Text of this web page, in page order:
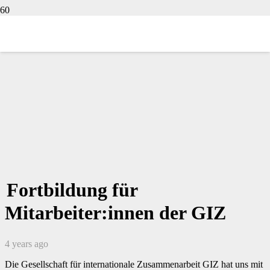
Fortbildung für
Mitarbeiter:innen der GIZ
4 years ago
Die Gesellschaft für internationale Zusammenarbeit GIZ hat uns mit